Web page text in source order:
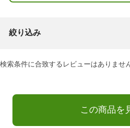
絞り込み
検索条件に合致するレビューはありませ
この商品を